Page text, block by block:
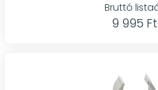
Bruttó
9 995 Ft